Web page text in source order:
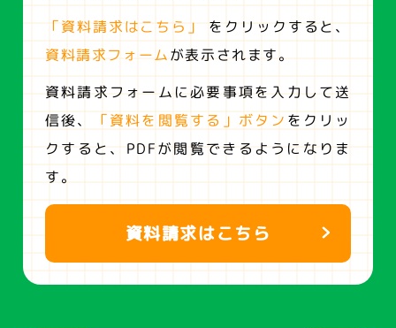
「資料請求はこちら」
をクリックすると、
資料請求フォームが表示されます。
資料請求フォームに必要事項を入力して送
信後、
「資料を閲覧する」ボタン をクリッ
クすると、 PDFが閲覧できるようになりま
す。
資料請求はこちら